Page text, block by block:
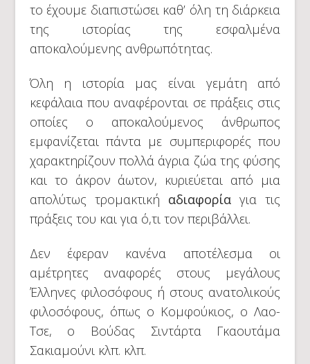
το έχουμε διαπιστώσει καθ’ όλη τη διάρκεια
της ιστορίας της εσφαλμένα
αποκαλούμενης ανθρωπότητας.
Όλη η ιστορία μας είναι γεμάτη από
κεφάλαια που αναφέρονται σε πράξεις στις
οποίες ο αποκαλούμενος άνθρωπος
εμφανίζεται πάντα με συμπεριφορές που
χαρακτηρίζουν πολλά άγρια ζώα της φύσης
και το άκρον άωτον, κυριεύεται από μια
απολύτως τρομακτική αδιαφορία για τις
πράξεις του και για ό,τι τον περιβάλλει.
Δεν έφεραν κανένα αποτέλεσμα οι
αμέτρητες αναφορές στους μεγάλους
Έλληνες φιλοσόφους ή στους ανατολικούς
φιλοσόφους, όπως ο Κομφούκιος, ο Λαο-
Τσε, ο Βούδας Σιντάρτα Γκαουτάμα
Σακιαμούνι κλπ. κλπ.